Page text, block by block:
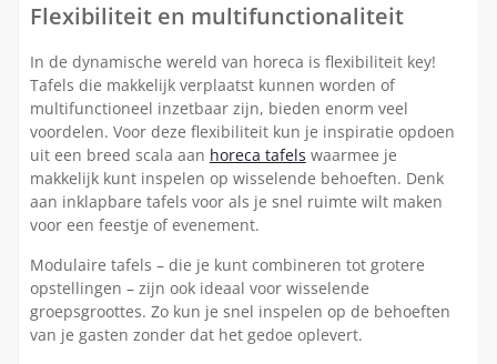
Flexibiliteit en multifunctionaliteit
In de dynamische wereld van horeca is flexibiliteit key!
Tafels die makkelijk verplaatst kunnen worden of
multifunctioneel inzetbaar zijn, bieden enorm veel
voordelen. Voor deze flexibiliteit kun je inspiratie opdoen
uit een breed scala aan horeca tafels waarmee je
makkelijk kunt inspelen op wisselende behoeften. Denk
aan inklapbare tafels voor als je snel ruimte wilt maken
voor een feestje of evenement.
Modulaire tafels – die je kunt combineren tot grotere
opstellingen – zijn ook ideaal voor wisselende
groepsgroottes. Zo kun je snel inspelen op de behoeften
van je gasten zonder dat het gedoe oplevert.